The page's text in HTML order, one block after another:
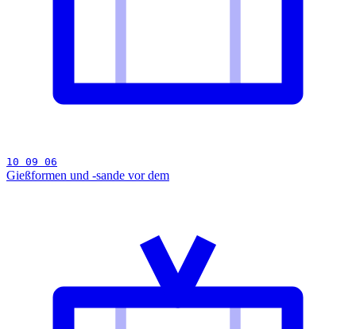
10 09 06
Gießformen und -sande vor dem